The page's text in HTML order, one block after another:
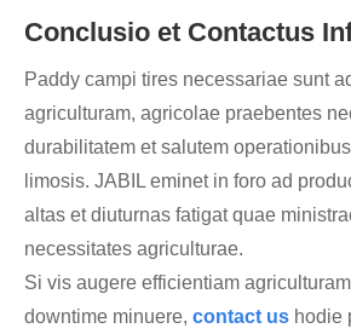
Conclusio et Contactus
Paddy campi tires necessariae sunt
agriculturam, agricolae praebentes
durabilitatem et salutem
limosis. JABIL eminet in foro ad
altas et diuturnas fatigat quae
necessitates agriculturae.
Si vis augere efficientiam
downtime minuere, contact us hodie